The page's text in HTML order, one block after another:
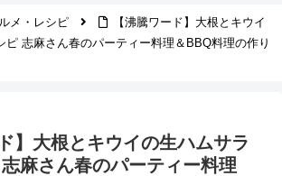
メ・レシピ
【沸騰ワード】大根とキウイ
ピ 志麻さん春のパーティー料理＆BBQ料理の作り
】大根とキウイの生ハムサラ
麻さん春のパーティー料理